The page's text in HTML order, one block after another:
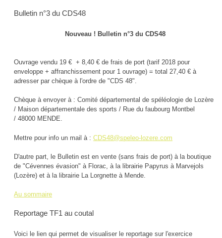
Bulletin n°3 du CDS48
Nouveau ! Bulletin n°3 du CDS48
Ouvrage vendu 19 € + 8,40 € de frais de port (tarif 2018 pour
enveloppe + affranchissement pour 1 ouvrage) = total 27,40 € à
adresser par chèque à l'ordre de "CDS 48".
Chèque à envoyer à : Comité départemental de spéléologie de Lozère
/ Maison départementale des sports / Rue du faubourg Montbel
/ 48000 MENDE.
Mettre pour info un mail à :CDS48@speleo-lozere.com
D'autre part, le Bulletin est en vente (sans frais de port) à la boutique
de "Cévennes évasion" à Florac, à la librairie Papyrus à Marvejols
(Lozère) et à la librairie La Lorgnette à Mende.
Au sommaire
Reportage TF1 au coutal
Voici le lien qui permet de visualiser le reportage sur l'exercice